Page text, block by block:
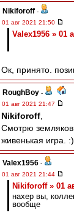
Nikiforoff -
01 авг 2021 21:50
Valex1956 » 01
Ок, принято.
RoughBoy -
01 авг 2021 21:47
Nikiforoff
Смотрю
живенькая игра. :)
Valex1956 -
01 авг 2021 21:44
Nikiforoff » 01
нахер вы,
вообще